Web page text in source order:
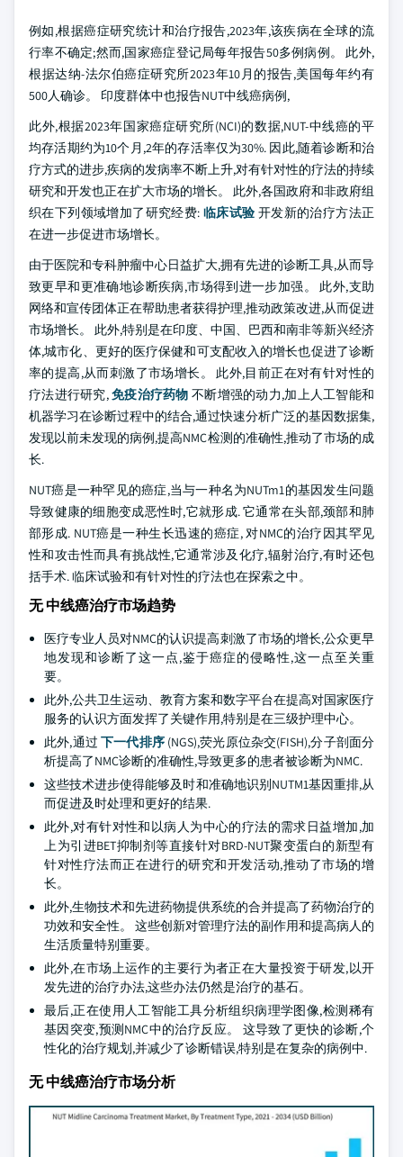
例如,根据癌症研究统计和治疗报告,2023年,该疾病在全球的流
行率不确定;然而,国家癌症登记局每年报告50多例病例。 此外,
根据达纳-法尔伯癌症研究所2023年10月的报告,美国每年约有
500人确诊。 印度群体中也报告NUT中线癌病例,
此外,根据2023年国家癌症研究所(NCI)的数据,NUT-中线癌的平
均存活期约为10个月,2年的存活率仅为30%. 因此,随着诊断和治
疗方式的进步,疾病的发病率不断上升,对有针对性的疗法的持续
研究和开发也正在扩大市场的增长。 此外,各国政府和非政府组
织在下列领域增加了研究经费: 临床试验 开发新的治疗方法正
在进一步促进市场增长。
由于医院和专科肿瘤中心日益扩大,拥有先进的诊断工具,从而导
致更早和更准确地诊断疾病,市场得到进一步加强。 此外,支助
网络和宣传团体正在帮助患者获得护理,推动政策改进,从而促进
市场增长。 此外,特别是在印度、中国、巴西和南非等新兴经济
体,城市化、更好的医疗保健和可支配收入的增长也促进了诊断
率的提高,从而刺激了市场增长。 此外,目前正在对有针对性的
疗法进行研究,免疫治疗药物 不断增强的动力,加上人工智能和
机器学习在诊断过程中的结合,通过快速分析广泛的基因数据集,
发现以前未发现的病例,提高NMC检测的准确性,推动了市场的成
长.
NUT癌是一种罕见的癌症,当与一种名为NUTm1的基因发生问题
导致健康的细胞变成恶性时,它就形成. 它通常在头部,颈部和肺
部形成. NUT癌是一种生长迅速的癌症, 对NMC的治疗因其罕见
性和攻击性而具有挑战性,它通常涉及化疗,辐射治疗,有时还包
括手术. 临床试验和有针对性的疗法也在探索之中。
无 中线癌治疗市场趋势
医疗专业人员对NMC的认识提高刺激了市场的增长,公众更早
地发现和诊断了这一点,鉴于癌症的侵略性,这一点至关重
要。
此外,公共卫生运动、教育方案和数字平台在提高对国家医疗
服务的认识方面发挥了关键作用,特别是在三级护理中心。
此外,通过 下一代排序(NGS),荧光原位杂交(FISH),分子剖面分
析提高了NMC诊断的准确性,导致更多的患者被诊断为NMC.
这些技术进步使得能够及时和准确地识别NUTM1基因重排,从
而促进及时处理和更好的结果.
此外,对有针对性和以病人为中心的疗法的需求日益增加,加
上为引进BET抑制剂等直接针对BRD-NUT聚变蛋白的新型有
针对性疗法而正在进行的研究和开发活动,推动了市场的增
长。
此外,生物技术和先进药物提供系统的合并提高了药物治疗的
功效和安全性。 这些创新对管理疗法的副作用和提高病人的
生活质量特别重要。
此外,在市场上运作的主要行为者正在大量投资于研发,以开
发先进的治疗办法,这些办法仍然是治疗的基石。
最后,正在使用人工智能工具分析组织病理学图像,检测稀有
基因突变,预测NMC中的治疗反应。 这导致了更快的诊断,个
性化的治疗规划,并减少了诊断错误,特别是在复杂的病例中.
无 中线癌治疗市场分析